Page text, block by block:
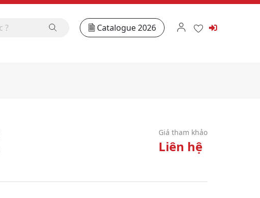
Catalogue 2026
Giá tham khảo
Liên hệ